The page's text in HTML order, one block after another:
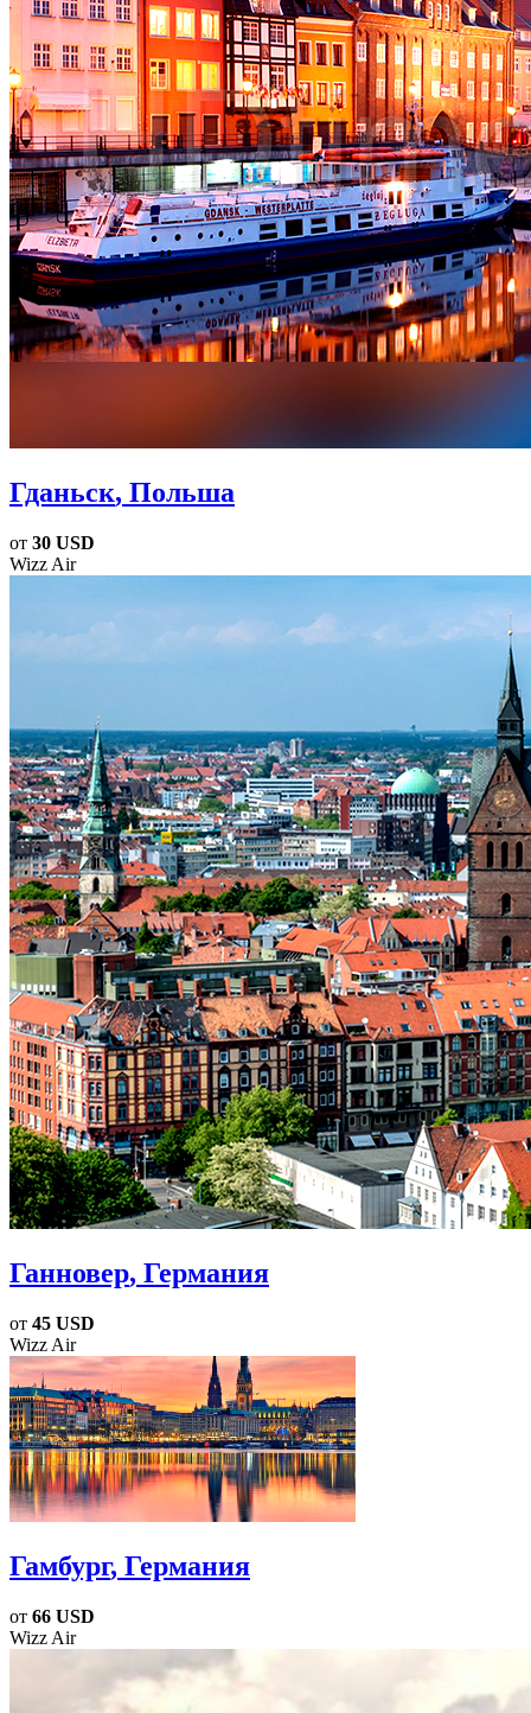
Гданьск, Польша
от 30 USD
Wizz Air
Ганновер, Германия
от 45 USD
Wizz Air
Гамбург, Германия
от 66 USD
Wizz Air